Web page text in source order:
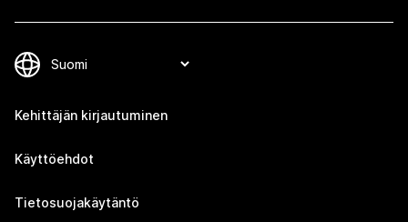
Kehittäjän kirjautuminen
Käyttöehdot
Tietosuojakäytäntö